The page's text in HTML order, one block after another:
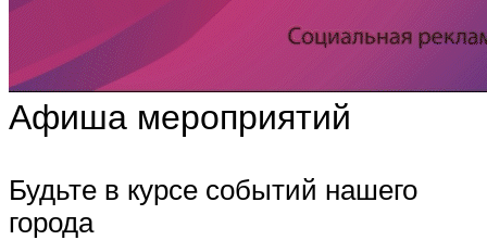
Афиша мероприятий
Будьте в курсе событий нашего
города